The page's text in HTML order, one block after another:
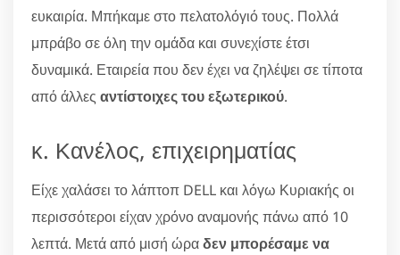
ευκαιρία. Μπήκαμε στο πελατολόγιό τους. Πολλά
μπράβο σε όλη την ομάδα και συνεχίστε έτσι
δυναμικά. Εταιρεία που δεν έχει να ζηλέψει σε τίποτα
από άλλες αντίστοιχες του εξωτερικού.
κ. Κανέλος, επιχειρηματίας
Είχε χαλάσει το λάπτοπ DELL και λόγω Κυριακής οι
περισσότεροι είχαν χρόνο αναμονής πάνω από 10
λεπτά. Μετά από μισή ώραδεν μπορέσαμε να